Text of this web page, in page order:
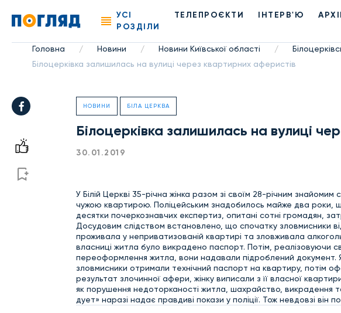
УСІ
РОЗДІЛИ
ТЕЛЕПРОЄКТИ ІНТЕРВ'Ю
Головна / Новини / Новини Київської області /
Білоцерківка залишилась на вулиці через квартирних аферистів
НОВИНИ БІЛА ЦЕРКВА
Білоцерківка залишилась на вулиці
30.01.2019
У Білій Церкві 35-річна жінка разом зі своїм 28-річним
чужою квартирою. Поліцейським знадобилось майже два роки,
десятки почеркознавчих експертиз, опитані сотні громадян,
Досудовим слідством встановлено, що спочатку зловмисники
проживала у неприватизованій квартирі та зловживала
власниці житла було викрадено паспорт. Потім, реалізовуючи
переоформлення житла, вони надавали підроблений документ.
зловмисники отримали технічний паспорт на квартиру, потім
результат злочинної афери, жінку виписали з її власної
як порушення недоторканості житла, шахрайство, викрадення
дует» наразі надає правдиві покази у поліції. Тож невдовзі він